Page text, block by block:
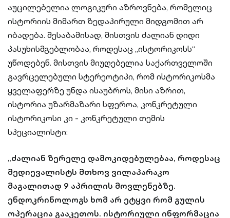
აუცილებელია ლოგიკური აზროვნება, რომელიც
ისტორიის მიმართ ზედაპირული მიდგომით არ
იბადება. შესაბამისად, მისთვის ძალიან დიდი
პასუხისმგებლობაა, როდესაც „ისტორიკოსს“
უწოდებენ. მისთვის მიუღებელია საქართველოში
გავრცელებული სტერეოტიპი, რომ ისტორიკოსმა
ყველაფერზე უნდა ისაუბროს, მისი აზრით,
ისტორია უზარმაზარი სფეროა, კონკრეტული
ისტორიკოსი კი - კონკრეტული თემის
სპეციალისტი:
„ძალიან ზერელე დამოკიდებულებაა, როდესაც
მედიევალისტს მთხოვ ვილაპარაკო
მაგალითად 9 აპრილის მოვლენებზე.
ენდოკრინოლოგს ხომ არ ეტყვი რომ გულის
ოპერაცია გააკეთოს. ისტორიული ინფორმაცია